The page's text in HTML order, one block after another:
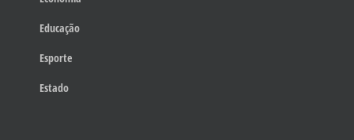
Educação
Esporte
Estado